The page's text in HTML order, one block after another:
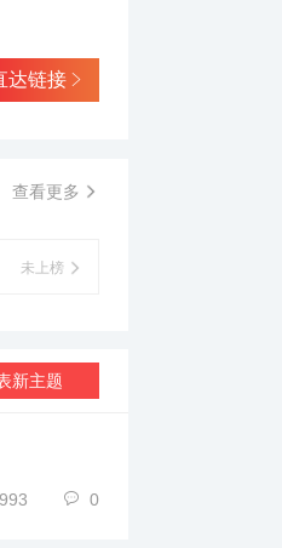
达链接
查看更多
未上榜
新主题
993 0